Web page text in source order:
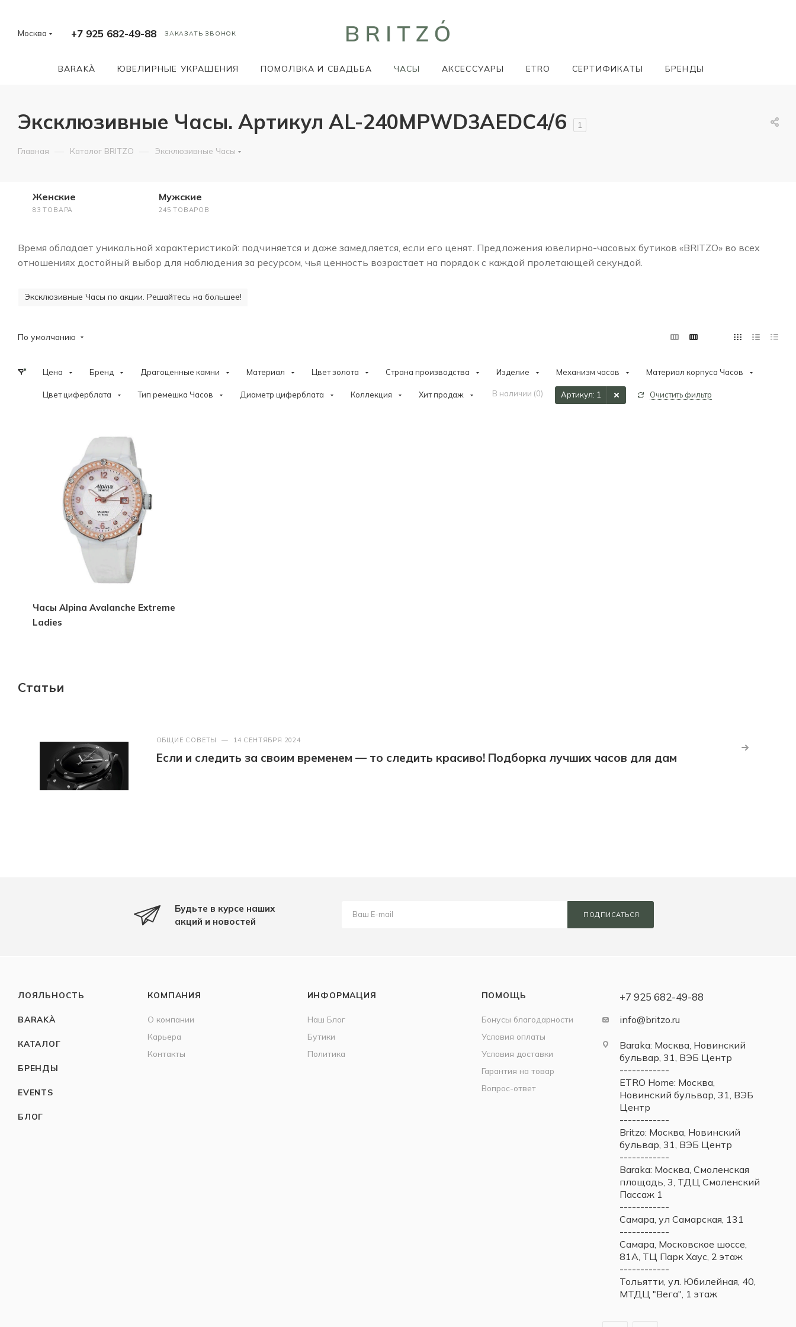
Москва +7 925 682-49-88 ЗАКАЗАТЬ ЗВОНОК
BARAKÀ ЮВЕЛИРНЫЕ УКРАШЕНИЯ ПОМОЛВКА И СВАДЬБА ЧАСЫ АКСЕССУАРЫ ETRO СЕРТИФИКАТЫ БРЕНДЫ
Эксклюзивные Часы. Артикул AL-240MPWD3AEDC4/6 1
Главная — Каталог BRITZO — Эксклюзивные Часы
Женские
83 ТОВАРА
Мужские
245 ТОВАРОВ
Время обладает уникальной характеристикой: подчиняется и даже замедляется, если его ценят. Предложения ювелирно-часовых бутиков «BRITZO» во всех
отношениях достойный выбор для наблюдения за ресурсом, чья ценность возрастает на порядок с каждой пролетающей секундой.
Эксклюзивные Часы по акции. Решайтесь на большее!
По умолчанию
Цена Бренд Драгоценные камни Материал Цвет золота Страна производства Изделие Механизм часов Материал корпуса Часов
Цвет циферблата Тип ремешка Часов Диаметр циферблата Коллекция Хит продаж В наличии (0) Артикул: 1 Очистить фильтр
Часы Alpina Avalanche Extreme
Ladies
Статьи
ОБЩИЕ СОВЕТЫ — 14 СЕНТЯБРЯ 2024
Если и следить за своим временем — то следить красиво! Подборка лучших часов для дам
Будьте в курсе наших
акций и новостей
ПОДПИСАТЬСЯ
ЛОЯЛЬНОСТЬ
BARAKÀ
КАТАЛОГ
БРЕНДЫ
EVENTS
БЛОГ
КОМПАНИЯ
О компании
Карьера
Контакты
ИНФОРМАЦИЯ
Наш Блог
Бутики
Политика
ПОМОЩЬ
Бонусы благодарности
Условия оплаты
Условия доставки
Гарантия на товар
Вопрос-ответ
+7 925 682-49-88
info@britzo.ru
Baraka: Москва, Новинский
бульвар, 31, ВЭБ Центр
------------
ETRO Home: Москва,
Новинский бульвар, 31, ВЭБ
Центр
------------
Britzo: Москва, Новинский
бульвар, 31, ВЭБ Центр
------------
Baraka: Москва, Смоленская
площадь, 3, ТДЦ Смоленский
Пассаж 1
------------
Самара, ул Самарская, 131
------------
Самара, Московское шоссе,
81А, ТЦ Парк Хаус, 2 этаж
------------
Тольятти, ул. Юбилейная, 40,
МТДЦ "Вега", 1 этаж